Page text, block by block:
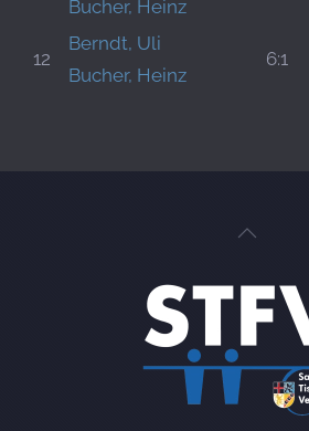
Bucher, Heinz
12
Berndt, Uli
Bucher, Heinz
6:1